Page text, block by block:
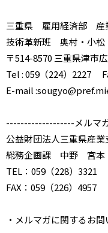
三重県 雇用経済部 産
技術革新班 奥村・小松
〒514-8570 三重県津市
Tel : 059（224）2227
E-mail
-------------------メルマ
公益財団法人三重県産
総務企画課 中野 宮
TEL：059（228）3321
FAX：059（226）4957
・メルマガに関する